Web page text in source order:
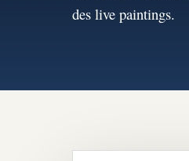
des live paintings.